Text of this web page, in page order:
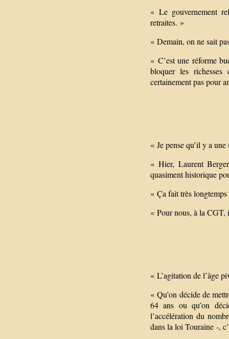
« Le gouvernement
retraites. »
« Demain, on ne sait
« C’est une réforme
bloquer les
certainement pas pour
« Je pense qu’il y a
« Hier, Laurent
quasiment historique
« Ça fait très
« Pour nous, à la CGT,
« L’agitation de l’âge
« Qu’on décide de
64 ans ou qu’on
l’accélération du
dans la loi Touraine -,